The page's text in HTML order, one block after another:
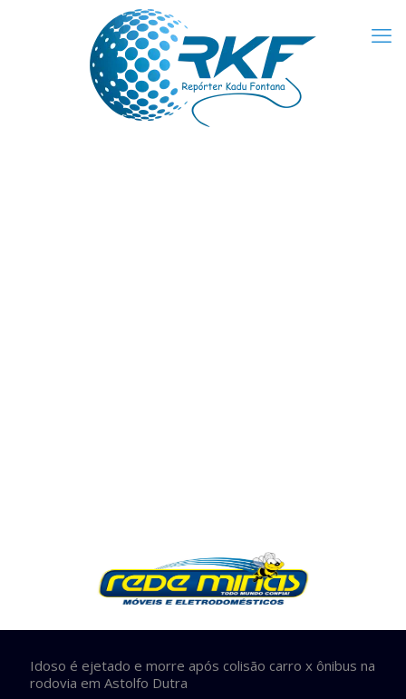
Idoso é ejetado e morre após colisão carro x ônibus na
rodovia em Astolfo Dutra